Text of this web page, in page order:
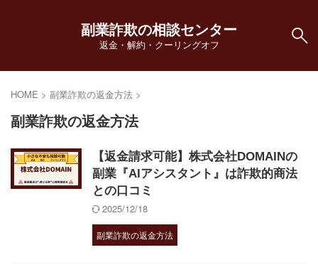
副業詐欺の相談センター
返金・解約・クーリングオフ
HOME > 副業詐欺の返金方法 >
副業詐欺の返金方法
【返金請求可能】株式会社DOMAINの
副業『AIアシスタント』は詐欺的商法
との口コミ
2025/12/18
副業詐欺の返金方法